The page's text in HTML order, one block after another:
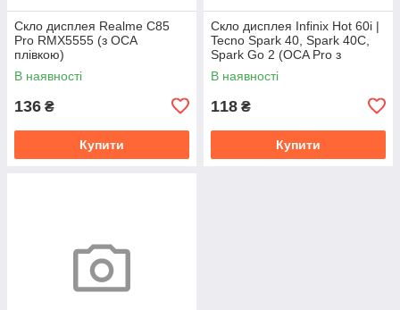
Скло дисплея Realme C85
Pro RMX5555 (з OCA
плівкою)
В наявності
136 ₴
Купити
Скло дисплея Infinix Hot 60i |
Tecno Spark 40, Spark 40C,
Spark Go 2 (OCA Pro з
плівкою)
В наявності
118 ₴
Купити